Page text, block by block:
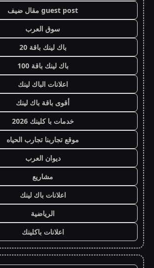
guest post مقال ضيف
سوق العرب
باك لينك باقة 20
باك لينك باقة 100
اعلانات الباك لينك
أقوى باقة باك لينك
خدمات با كلينك 2026
موقع تجاربنا تجارب الحياه
ديوان العرب
مشاريع
اعلانات باك لينك
الرياضية
اعلانات باكلينك